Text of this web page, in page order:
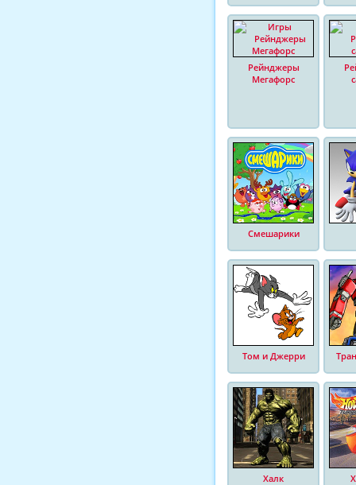
Рейнджеры
Мегафорс
Смешарики
Том и Джерри
Халк